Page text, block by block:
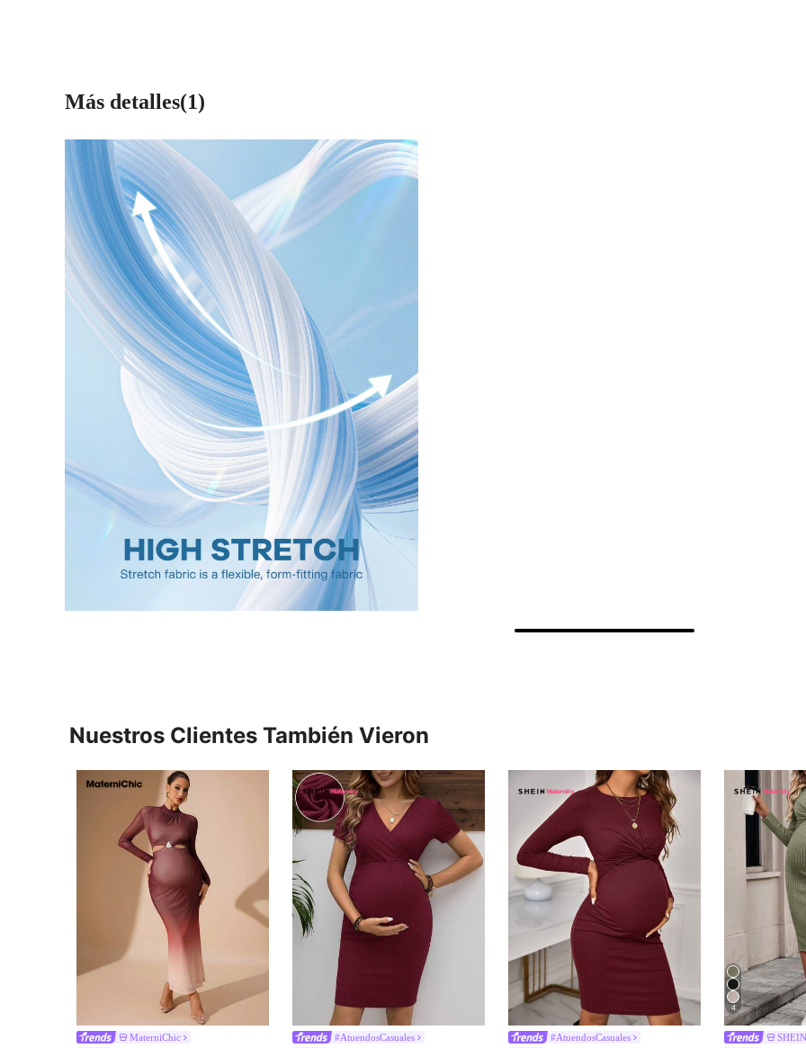
Más detalles(1)
Nuestros Clientes También Vieron
MaterniChic #AtuendosCasuales #AtuendosCasuales
4